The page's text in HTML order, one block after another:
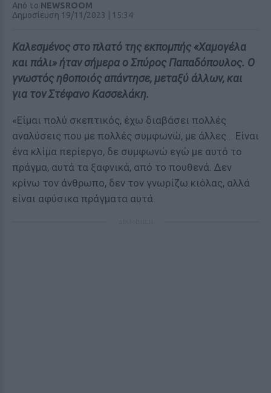
Από το NEWSROOM
Δημοσίευση 19/11/2023 | 15:34
Καλεσμένος στο πλατό της εκπομπής «Χαμογέλα
και πάλι» ήταν σήμερα ο Σπύρος Παπαδόπουλος. Ο
γνωστός ηθοποιός απάντησε, μεταξύ άλλων, και
για τον Στέφανο Κασσελάκη.
«Είμαι πολύ σκεπτικός, έχω διαβάσει πολλές
αναλύσεις που με πολλές συμφωνώ, με άλλες… Είναι
ένα κλίμα περίεργο, δε συμφωνώ εγώ με αυτό το
πράγμα, αυτά τα ξαφνικά, από το πουθενά. Δεν
κρίνω τον άνθρωπο, δεν τον γνωρίζω κιόλας, αλλά
είναι αφύσικα πράγματα αυτά.